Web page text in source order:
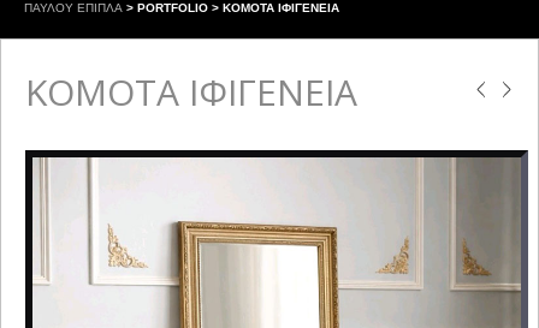
ΠΑΥΛΟΥ ΕΠΙΠΛΑ > PORTFOLIO > ΚΟΜΟΤΑ ΙΦΙΓΕΝΕΙΑ
ΚΟΜΟΤΑ ΙΦΙΓΕΝΕΙΑ